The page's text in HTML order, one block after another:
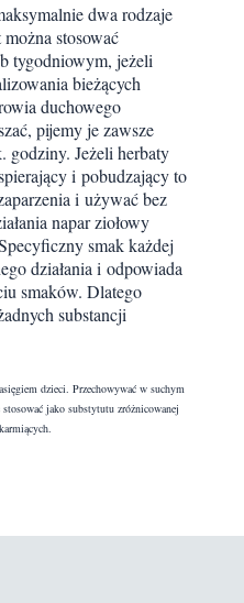
dwa rodzaje
stosować
tygodniowym, jeżeli
bieżących
duchowego
pijemy je zawsze
godziny. Jeżeli herbaty
i pobudzający to
i używać bez
napar ziołowy
smak każdej
działania i odpowiada
smaków. Dlatego
substancji
dzieci. Przechowywać w suchym
jako substytutu zróżnicowanej